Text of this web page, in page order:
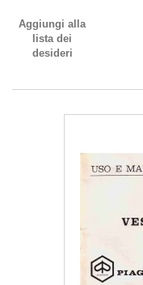
Aggiungi alla
lista dei
desideri